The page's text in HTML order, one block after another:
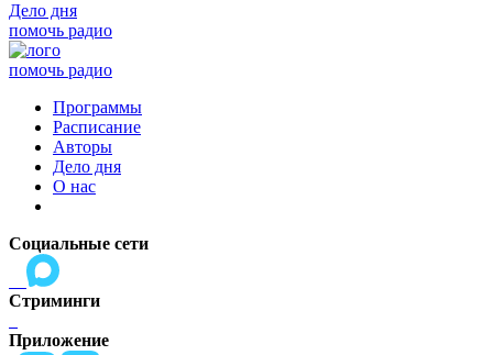
Дело дня
помочь радио
помочь радио
Программы
Расписание
Авторы
Дело дня
О нас
Социальные сети
Стриминги
Приложение